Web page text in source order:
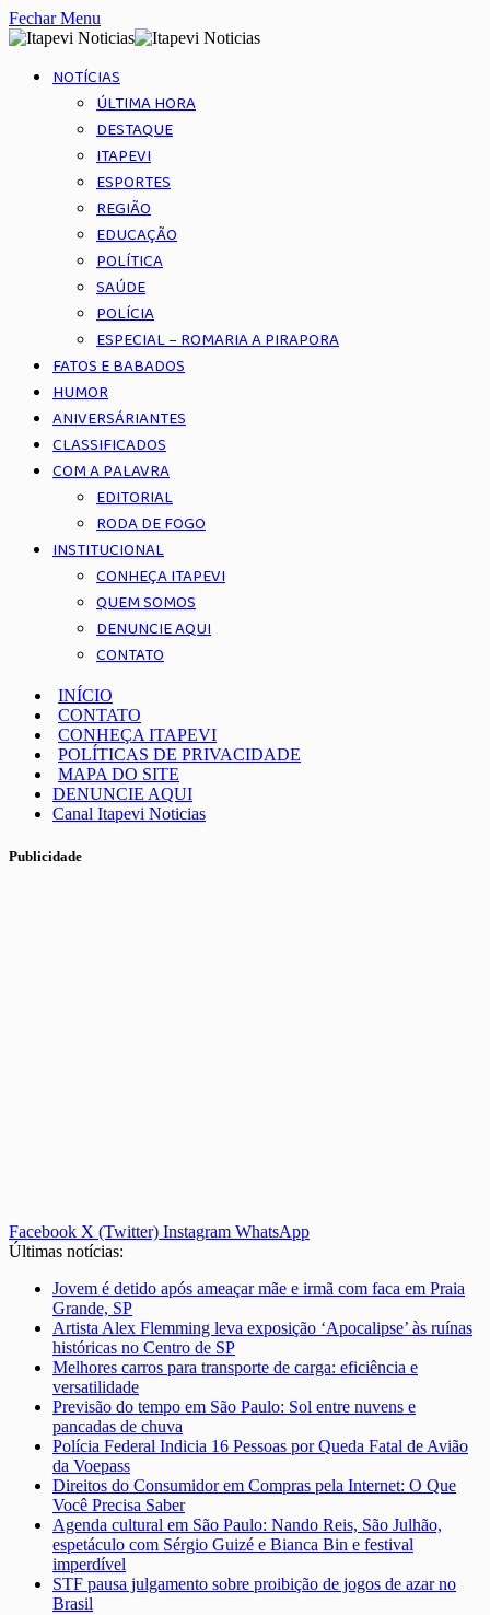
Fechar Menu
NOTÍCIAS
ÚLTIMA HORA
DESTAQUE
ITAPEVI
ESPORTES
REGIÃO
EDUCAÇÃO
POLÍTICA
SAÚDE
POLÍCIA
ESPECIAL – ROMARIA A PIRAPORA
FATOS E BABADOS
HUMOR
ANIVERSÁRIANTES
CLASSIFICADOS
COM A PALAVRA
EDITORIAL
RODA DE FOGO
INSTITUCIONAL
CONHEÇA ITAPEVI
QUEM SOMOS
DENUNCIE AQUI
CONTATO
INÍCIO
CONTATO
CONHEÇA ITAPEVI
POLÍTICAS DE PRIVACIDADE
MAPA DO SITE
DENUNCIE AQUI
Canal Itapevi Noticias
Publicidade
Facebook X (Twitter) Instagram WhatsApp
Últimas notícias:
Jovem é detido após ameaçar mãe e irmã com faca em Praia
Grande, SP
Artista Alex Flemming leva exposição ‘Apocalipse’ às ruínas
históricas no Centro de SP
Melhores carros para transporte de carga: eficiência e
versatilidade
Previsão do tempo em São Paulo: Sol entre nuvens e
pancadas de chuva
Polícia Federal Indicia 16 Pessoas por Queda Fatal de Avião
da Voepass
Direitos do Consumidor em Compras pela Internet: O Que
Você Precisa Saber
Agenda cultural em São Paulo: Nando Reis, São Julhão,
espetáculo com Sérgio Guizé e Bianca Bin e festival
imperdível
STF pausa julgamento sobre proibição de jogos de azar no
Brasil